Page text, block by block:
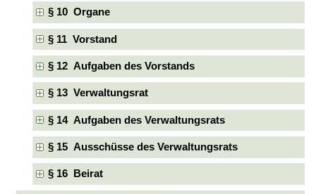
§ 10 Organe
§ 11 Vorstand
§ 12 Aufgaben des Vorstands
§ 13 Verwaltungsrat
§ 14 Aufgaben des Verwaltungsrats
§ 15 Ausschüsse des Verwaltungsrats
§ 16 Beirat